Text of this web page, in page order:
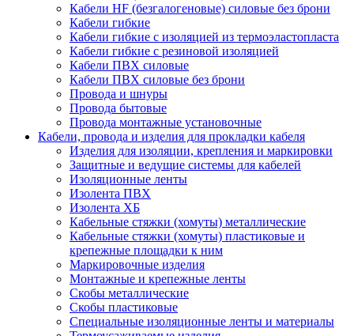
Кабели HF (безгалогеновые) силовые без брони
Кабели гибкие
Кабели гибкие с изоляцией из термоэластопласта
Кабели гибкие с резиновой изоляцией
Кабели ПВХ силовые
Кабели ПВХ силовые без брони
Провода и шнуры
Провода бытовые
Провода монтажные установочные
Кабели, провода и изделия для прокладки кабеля
Изделия для изоляции, крепления и маркировки
Защитные и ведущие системы для кабелей
Изоляционные ленты
Изолента ПВХ
Изолента ХБ
Кабельные стяжки (хомуты) металлические
Кабельные стяжки (хомуты) пластиковые и
крепежные площадки к ним
Маркировочные изделия
Монтажные и крепежные ленты
Скобы металлические
Скобы пластиковые
Специальные изоляционные ленты и материалы